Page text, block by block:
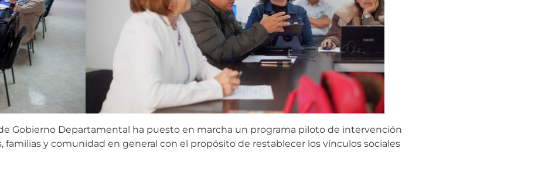
Gobierno Departamental ha puesto en marcha un programa piloto de intervención
y comunidad en general con el propósito de restablecer los vínculos sociales